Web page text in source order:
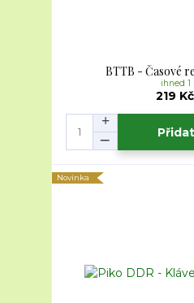
BTTB - Časové
219 Kč
ihned 1
Novinka